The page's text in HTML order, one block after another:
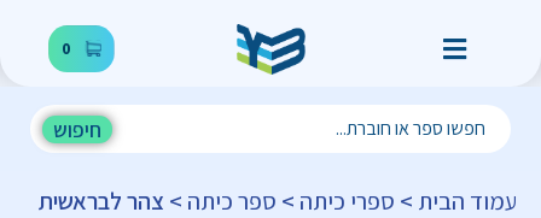
0
חיפוש
עמוד הבית > ספרי כיתה > ספר כיתה > צהר לבראשית